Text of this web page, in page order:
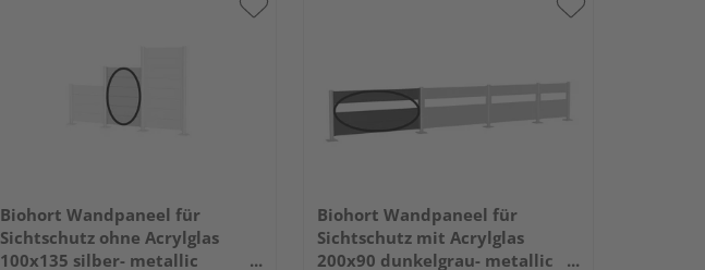
Biohort Wandpaneel für
Sichtschutz ohne Acrylglas
100x135 silber- metallic
Biohort Wandpaneel für
Sichtschutz mit Acrylglas
200x90 dunkelgrau- metallic